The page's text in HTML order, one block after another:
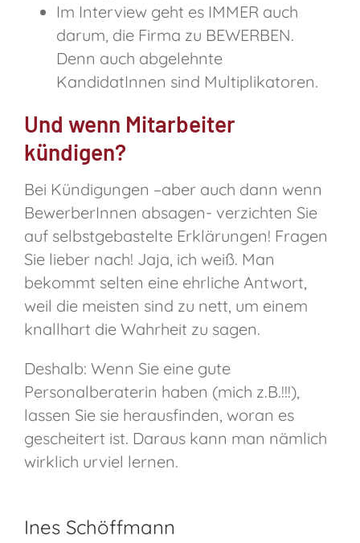
Im Interview geht es IMMER auch
darum, die Firma zu BEWERBEN.
Denn auch abgelehnte
KandidatInnen sind Multiplikatoren.
Und wenn Mitarbeiter
kündigen?
Bei Kündigungen –aber auch dann wenn
BewerberInnen absagen- verzichten Sie
auf selbstgebastelte Erklärungen! Fragen
Sie lieber nach! Jaja, ich weiß. Man
bekommt selten eine ehrliche Antwort,
weil die meisten sind zu nett, um einem
knallhart die Wahrheit zu sagen.
Deshalb: Wenn Sie eine gute
Personalberaterin haben (mich z.B.!!!),
lassen Sie sie herausfinden, woran es
gescheitert ist. Daraus kann man nämlich
wirklich urviel lernen.
Ines Schöffmann